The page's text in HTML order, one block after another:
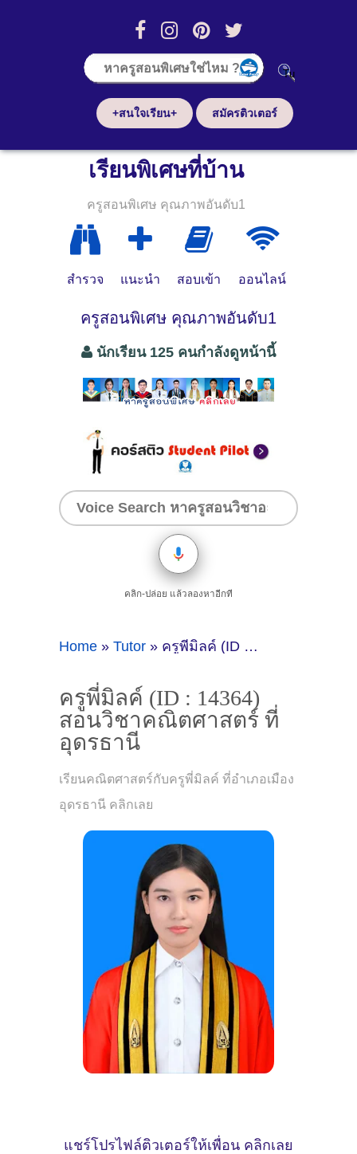
+สนใจเรียน+ สมัครติวเตอร์
เรียนพิเศษที่บ้าน
ครูสอนพิเศษ คุณภาพอันดับ1
สำรวจ แนะนำ สอบเข้า ออนไลน์
ครูสอนพิเศษ คุณภาพอันดับ1
นักเรียน 125 คนกำลังดูหน้านี้
คลิก-ปล่อย แล้วลองหาอีกที
Home » Tutor » ครูพี่มิลค์ (ID : 14364) สอนวิชาคณิตศาสตร์ ที่อุดรธานี
ครูพี่มิลค์ (ID : 14364)
สอนวิชาคณิตศาสตร์ ที่
อุดรธานี
เรียนคณิตศาสตร์กับครูพี่มิลค์ ที่อำเภอเมือง
อุดรธานี คลิกเลย
แชร์โปรไฟล์ติวเตอร์ให้เพื่อน คลิกเลย